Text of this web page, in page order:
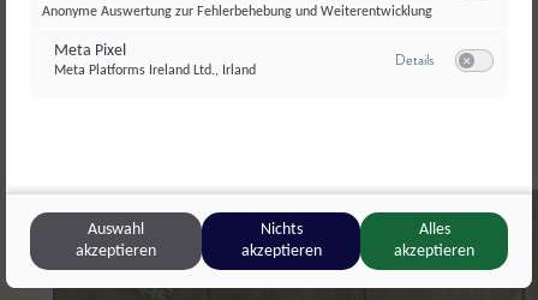
WeitereHauptspeisen
4.50
Anonyme Auswertung zur Fehlerbehebung und Weiterentwicklung
Meta Pixel
Meta Platforms Ireland Ltd., Irland
Detailszu Meta Pixel
Auswahl
akzeptieren
Nichts
akzeptieren
Alles
akzeptieren